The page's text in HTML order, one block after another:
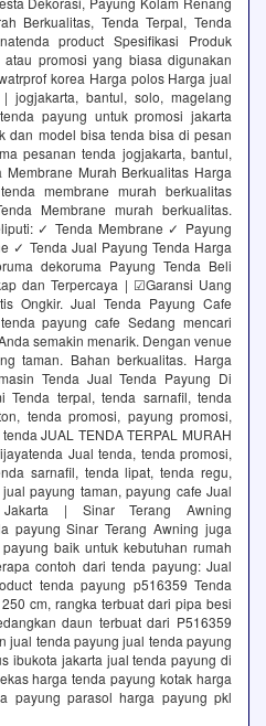
Berkualitas, Tenda Terpal, Tenda
product Spesifikasi Produk
promosi yang biasa digunakan
korea Harga polos Harga jual
jogjakarta, bantul, solo, magelang
payung untuk promosi jakarta
dan model bisa tenda bisa di pesan
pesanan tenda jogjakarta, bantul,
Murah Berkualitas Harga
membrane murah berkualitas
Membrane murah berkualitas.
✓ Tenda Membrane ✓ Payung
✓ Tenda Jual Payung Tenda Harga
dekoruma Payung Tenda Beli
dan Terpercaya | ☑Garansi Uang
Ongkir. Jual Tenda Payung Cafe
payung cafe Sedang mencari
semakin menarik. Dengan venue
taman. Bahan berkualitas. Harga
Tenda Jual Tenda Payung Di
Tenda terpal, tenda sarnafil, tenda
tenda promosi, payung promosi,
JUAL TENDA TERPAL MURAH
Jual tenda, tenda promosi,
sarnafil, tenda lipat, tenda regu,
payung taman, payung cafe Jual
Jakarta | Sinar Terang Awning
payung Sinar Terang Awning juga
baik untuk kebutuhan rumah
contoh dari tenda payung: Jual
tenda payung p516359 Tenda
cm, rangka terbuat dari pipa besi
daun terbuat dari P516359
jual tenda payung jual tenda payung
ibukota jakarta jual tenda payung di
harga tenda payung kotak harga
payung parasol harga payung pkl